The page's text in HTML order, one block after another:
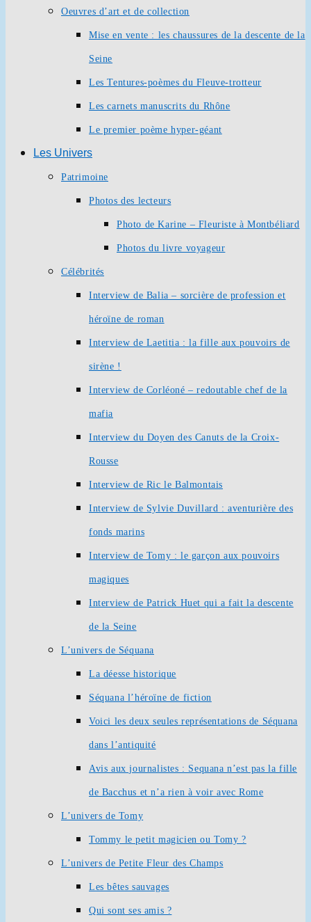
Oeuvres d’art et de collection
Mise en vente : les chaussures de la descente de la
Seine
Les Tentures-poèmes du Fleuve-trotteur
Les carnets manuscrits du Rhône
Le premier poème hyper-géant
Les Univers
Patrimoine
Photos des lecteurs
Photo de Karine – Fleuriste à Montbéliard
Photos du livre voyageur
Célébrités
Interview de Balia – sorcière de profession et
héroïne de roman
Interview de Laetitia : la fille aux pouvoirs de
sirène !
Interview de Corléoné – redoutable chef de la
mafia
Interview du Doyen des Canuts de la Croix-
Rousse
Interview de Ric le Balmontais
Interview de Sylvie Duvillard : aventurière des
fonds marins
Interview de Tomy : le garçon aux pouvoirs
magiques
Interview de Patrick Huet qui a fait la descente
de la Seine
L’univers de Séquana
La déesse historique
Séquana l’héroïne de fiction
Voici les deux seules représentations de Séquana
dans l’antiquité
Avis aux journalistes : Sequana n’est pas la fille
de Bacchus et n’a rien à voir avec Rome
L’univers de Tomy
Tommy le petit magicien ou Tomy ?
L’univers de Petite Fleur des Champs
Les bêtes sauvages
Qui sont ses amis ?